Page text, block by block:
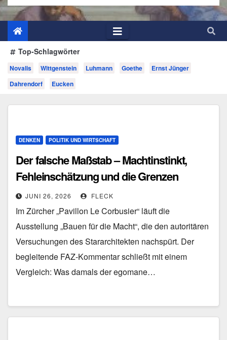
Top-Schlagwörter
Novalis Wittgenstein Luhmann Goethe
Ernst Jünger
Dahrendorf
Eucken
DENKEN POLITIK UND WIRTSCHAFT
Der falsche Maßstab – Machtinstinkt,
Fehleinschätzung und die Grenzen
intellektueller Urteilskraft
JUNI 26, 2026 FLECK
Im Zürcher „Pavillon Le Corbusier“ läuft die
Ausstellung „Bauen für die Macht“, die den autoritären
Versuchungen des Stararchitekten nachspürt. Der
begleitende FAZ-Kommentar schließt mit einem
Vergleich: Was damals der egomane…